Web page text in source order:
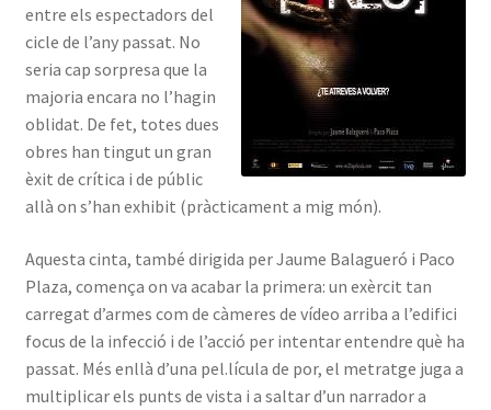
entre els espectadors del
cicle de l’any passat. No
seria cap sorpresa que la
majoria encara no l’hagin
oblidat. De fet, totes dues
obres han tingut un gran
èxit de crítica i de públic
allà on s’han exhibit (pràcticament a mig món).
Aquesta cinta, també dirigida per Jaume Balagueró i Paco
Plaza, comença on va acabar la primera: un exèrcit tan
carregat d’armes com de càmeres de vídeo arriba a l’edifici
focus de la infecció i de l’acció per intentar entendre què ha
passat. Més enllà d’una pel.lícula de por, el metratge juga a
multiplicar els punts de vista i a saltar d’un narrador a